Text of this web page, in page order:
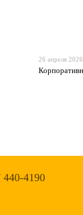
26 апреля 2026
440-4190